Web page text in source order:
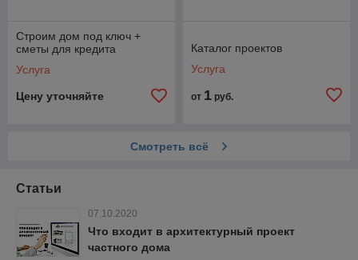
Строим дом под ключ +
сметы для кредита
Услуга
Цену уточняйте
Каталог проектов
Услуга
от 1 руб.
Смотреть всё
Статьи
07.10.2020
Что входит в архитектурный проект
частного дома